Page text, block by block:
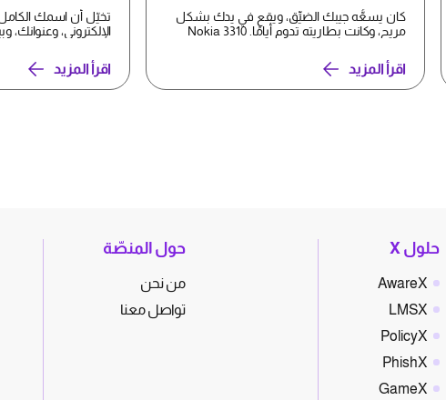
كان يسعُّه جيبك الضيِّق، ويقع في يدك بشكل
مريح، وكانت بطاريته تدوم أيامًا. Nokia 3310
اقرأ المزيد
لحماية بياناتك
تخيّل أن اسمك
الإلكتروني، وعنوانك،
اقرأ المزيد
حلول X
AwareX
LMSX
PolicyX
PhishX
GameX
حول المنصّة
من نحن
تواصل معنا